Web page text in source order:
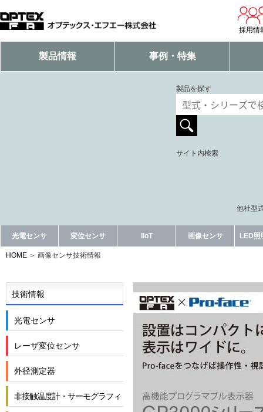
採用情
製品情報 事例・特集
製品を探す
サイト内検索
他社型
光電センサ 変位センサ IIoT 画像センサ LED照
HOME 画像センサ技術情報
技術情報
光電センサ
レーザ変位センサ
外径測定器
非接触温度計・サーモグラフィ